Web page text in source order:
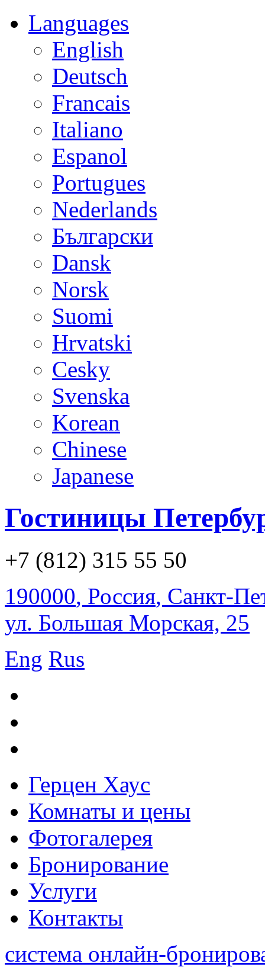
Languages
English
Deutsch
Francais
Italiano
Espanol
Portugues
Nederlands
Български
Dansk
Norsk
Suomi
Hrvatski
Cesky
Svenska
Korean
Chinese
Japanese
Гостиницы
+7 (812) 315 55 50
190000, Россия, Санкт-
ул. Большая Морская, 25
Eng Rus
Герцен Хаус
Комнаты и цены
Фотогалерея
Бронирование
Услуги
Контакты
система онлайн-